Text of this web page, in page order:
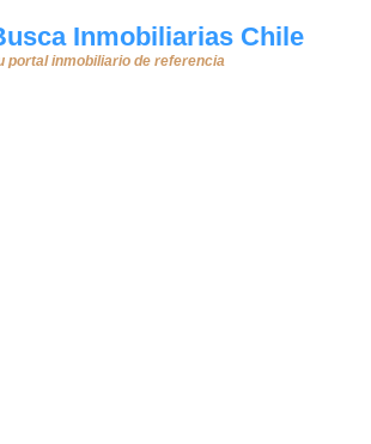
Inmobiliarias Chile
portal inmobiliario de referencia